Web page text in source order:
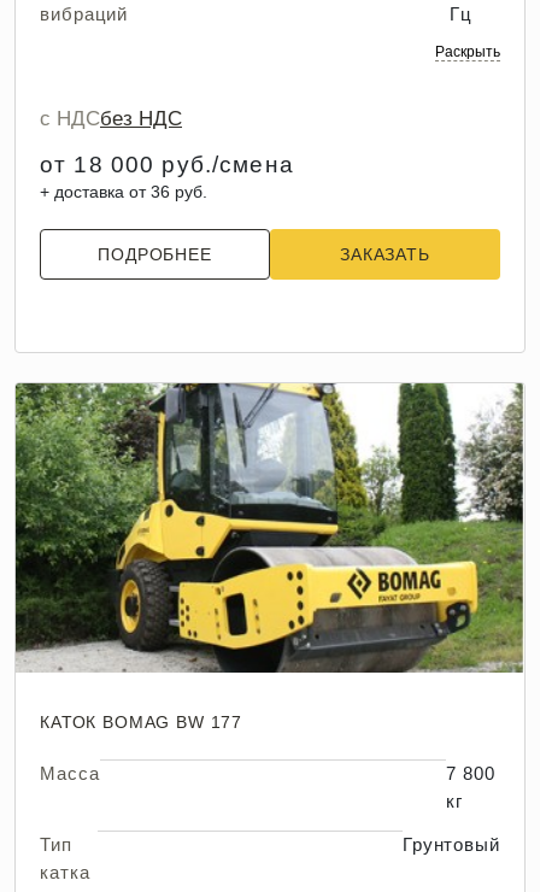
вибраций
Гц
Раскрыть
с НДСбез НДС
от 18 000 руб./смена
+ доставка от 36 руб.
ПОДРОБНЕЕ ЗАКАЗАТЬ
КАТОК BOMAG BW 177
Масса
7 800
кг
Тип
катка
Грунтовый